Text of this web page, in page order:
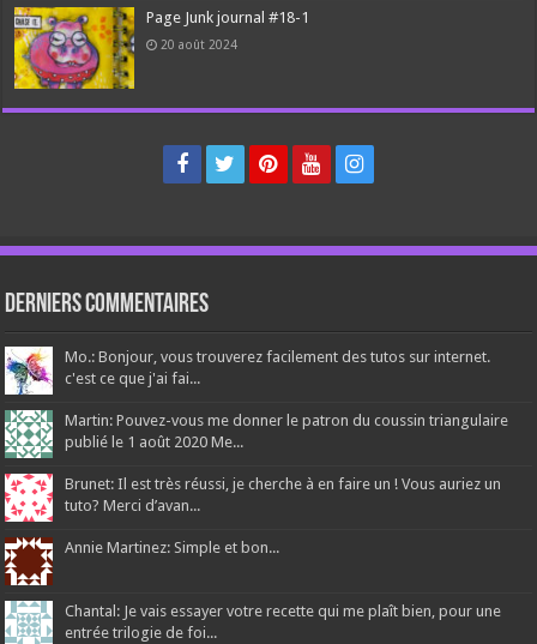
Page Junk journal #18-1
20 août 2024
Derniers Commentaires
Mo.: Bonjour, vous trouverez facilement des tutos sur internet.
c'est ce que j'ai fai...
Martin: Pouvez-vous me donner le patron du coussin triangulaire
publié le 1 août 2020 Me...
Brunet: Il est très réussi, je cherche à en faire un ! Vous auriez un
tuto? Merci d’avan...
Annie Martinez: Simple et bon...
Chantal: Je vais essayer votre recette qui me plaît bien, pour une
entrée trilogie de foi...